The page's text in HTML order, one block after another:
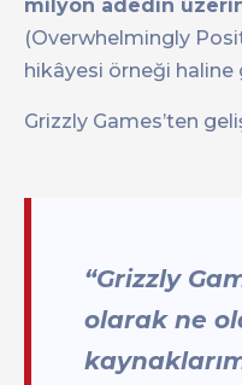
milyon adedin
(Overwhelmingly
hikâyesi örneği haline
Grizzly Games’ten
“Grizzly
olarak ne